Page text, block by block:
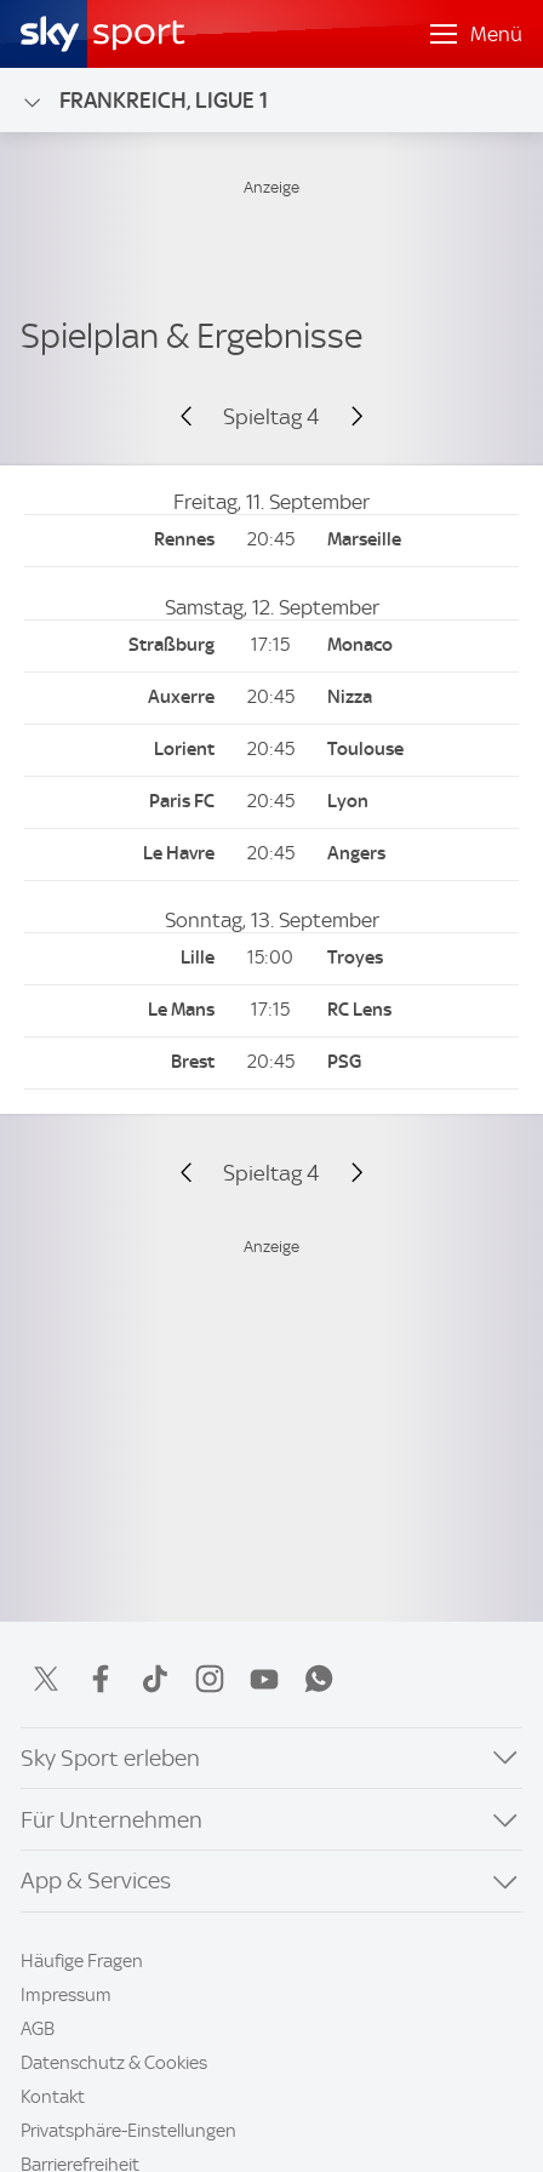
Menü
FRANKREICH, LIGUE 1
Spieltag 4
Freitag, 11. September
20:45
Samstag, 12. September
17:15
20:45
20:45
20:45
20:45
Sonntag, 13. September
15:00
17:15
20:45
Spieltag 4
Sky Sport erleben
Für Unternehmen
App & Services
Häufige Fragen
Impressum
AGB
Datenschutz & Cookies
Kontakt
Privatsphäre-Einstellungen
Barrierefreiheit